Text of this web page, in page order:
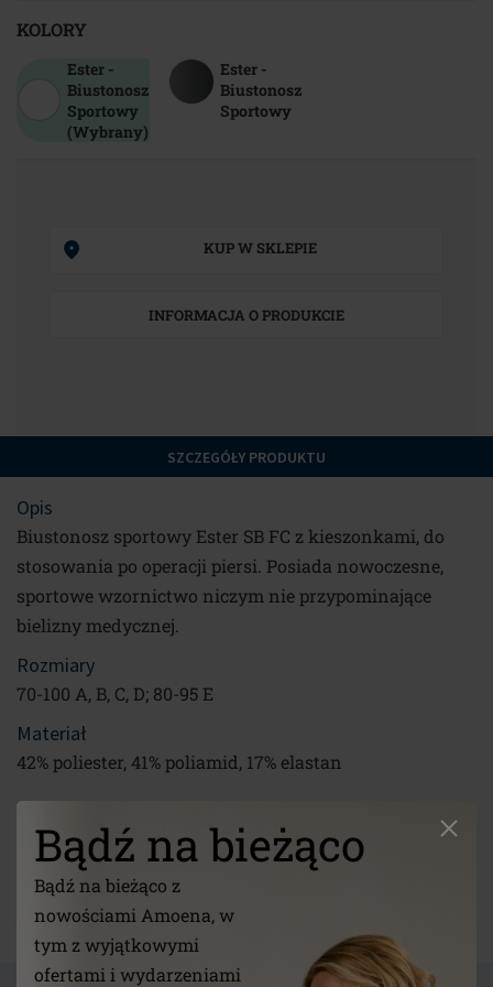
Bądź na bieżąco
Bądź na bieżąco z
nowościami Amoena, w
tym z wyjątkowymi
ofertami i wydarzeniami
KOLORY
Ester -
Biustonosz
Sportowy
(Wybrany)
Ester -
Biustonosz
Sportowy
KUP W SKLEPIE
INFORMACJA O PRODUKCIE
SZCZEGÓŁY PRODUKTU
Opis
Biustonosz sportowy Ester SB FC z kieszonkami, do
stosowania po operacji piersi. Posiada nowoczesne,
sportowe wzornictwo niczym nie przypominające
bielizny medycznej.
Rozmiary
70-100 A, B, C, D; 80-95 E
Materiał
42% poliester, 41% poliamid, 17% elastan
Prać w pralce w 40°, nie wybielać, nie prasować. Prać z
podobnymi kolorami. Uprać przed pierwszym użyciem.
Link
/pl/o-nas/care-instructions/
ZADAJ PYTANIE